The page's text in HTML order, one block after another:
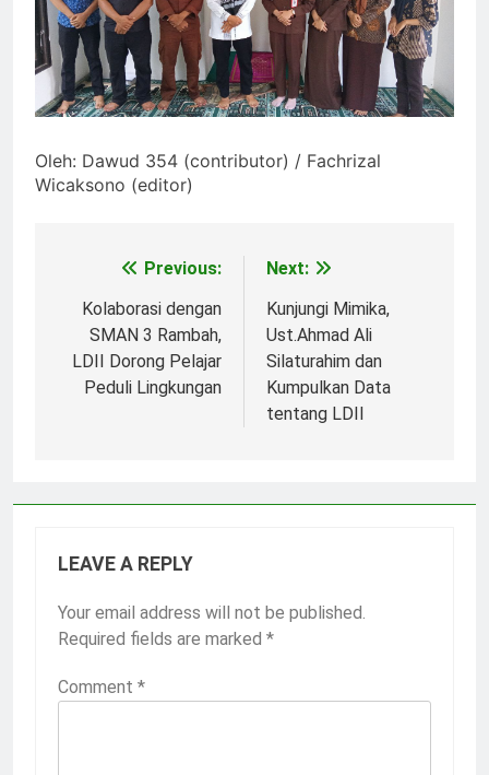
Oleh: Dawud 354 (contributor) / Fachrizal
Wicaksono (editor)
navigation
Previous:
Kolaborasi dengan
SMAN 3 Rambah,
LDII Dorong Pelajar
Peduli Lingkungan
Next:
Kunjungi Mimika,
Ust.Ahmad Ali
Silaturahim dan
Kumpulkan Data
tentang LDII
LEAVE A REPLY
Your email address will not be published.
Required fields are marked *
Comment *